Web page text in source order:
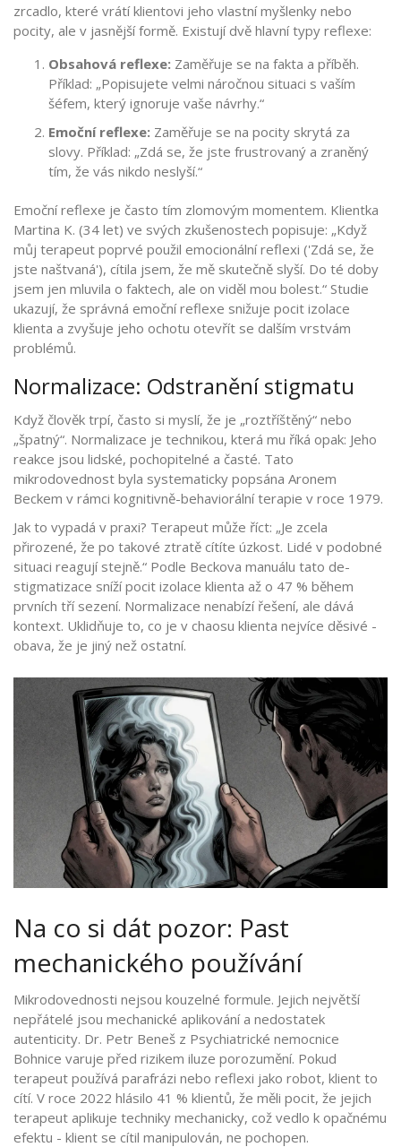
zrcadlo, které vrátí klientovi jeho vlastní myšlenky nebo
pocity, ale v jasnější formě. Existují dvě hlavní typy reflexe:
Obsahová reflexe: Zaměřuje se na fakta a příběh.
Příklad: „Popisujete velmi náročnou situaci s vaším
šéfem, který ignoruje vaše návrhy.“
Emoční reflexe: Zaměřuje se na pocity skrytá za
slovy. Příklad: „Zdá se, že jste frustrovaný a zraněný
tím, že vás nikdo neslyší.“
Emoční reflexe je často tím zlomovým momentem. Klientka
Martina K. (34 let) ve svých zkušenostech popisuje: „Když
můj terapeut poprvé použil emocionální reflexi ('Zdá se, že
jste naštvaná'), cítila jsem, že mě skutečně slyší. Do té doby
jsem jen mluvila o faktech, ale on viděl mou bolest.“ Studie
ukazují, že správná emoční reflexe snižuje pocit izolace
klienta a zvyšuje jeho ochotu otevřít se dalším vrstvám
problémů.
Normalizace: Odstranění stigmatu
Když člověk trpí, často si myslí, že je „roztříštěný“ nebo
„špatný“. Normalizace je technikou, která mu říká opak: Jeho
reakce jsou lidské, pochopitelné a časté. Tato
mikrodovednost byla systematicky popsána Aronem
Beckem v rámci kognitivně-behaviorální terapie v roce 1979.
Jak to vypadá v praxi? Terapeut může říct: „Je zcela
přirozené, že po takové ztratě cítíte úzkost. Lidé v podobné
situaci reagují stejně.“ Podle Beckova manuálu tato de-
stigmatizace sníží pocit izolace klienta až o 47 % během
prvních tří sezení. Normalizace nenabízí řešení, ale dává
kontext. Uklidňuje to, co je v chaosu klienta nejvíce děsivé -
obava, že je jiný než ostatní.
Na co si dát pozor: Past
mechanického používání
Mikrodovednosti nejsou kouzelné formule. Jejich největší
nepřátelé jsou mechanické aplikování a nedostatek
autenticity. Dr. Petr Beneš z Psychiatrické nemocnice
Bohnice varuje před rizikem iluze porozumění. Pokud
terapeut používá parafrázi nebo reflexi jako robot, klient to
cítí. V roce 2022 hlásilo 41 % klientů, že měli pocit, že jejich
terapeut aplikuje techniky mechanicky, což vedlo k opačnému
efektu - klient se cítil manipulován, ne pochopen.